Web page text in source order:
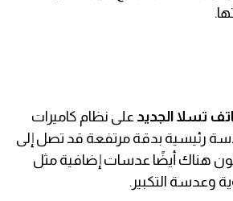
تسلا الجديد على نظام كاميرات
رئيسية بدقة مرتفعة قد تصل إلى
هناك أيضًا عدسات إضافية مثل
وعدسة التكبير.